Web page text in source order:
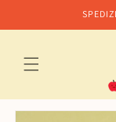
direttamente
Passa alle